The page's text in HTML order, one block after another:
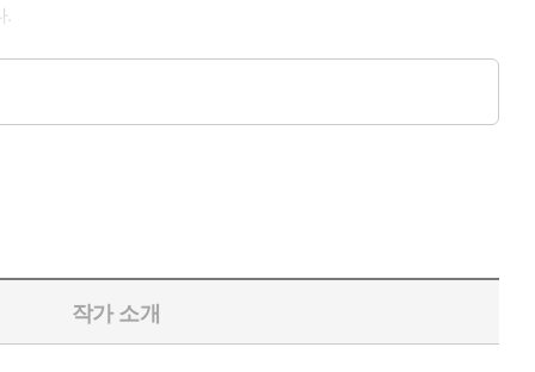
.
리카에 이르는 대제국을 천 년 넘게 경영한 비결이 도대체 무
작가 소개